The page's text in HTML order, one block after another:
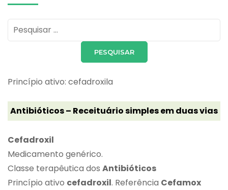
Pesquisar
por:
Princípio ativo: cefadroxila
Antibióticos – Receituário simples em duas vias
Cefadroxil
Medicamento genérico.
Classe terapêutica dos Antibióticos
Princípio ativo cefadroxil. Referência Cefamox